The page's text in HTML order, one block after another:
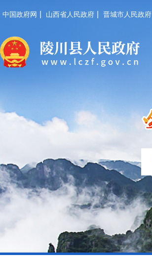
中国政府网 山西省人民政府 晋城市人民政府